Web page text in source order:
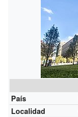
País
Localidad